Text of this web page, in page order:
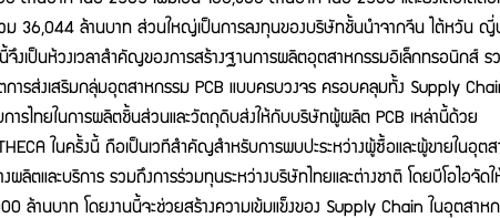
วม 36,044 ล้านบาท ส่วนใหญ่เป็นการลงทุนของบริษัทชั้นนำจากจีน ไต้หวัน ญี่
เวลาสำคัญของการสร้างฐานการผลิตอุตสาหกรรมอิเล็กทรอนิกส์ รวมทั้ง
การส่งเสริมกลุ่มอุตสาหกรรม PCB แบบครบวงจร ครอบคลุมทั้ง Supply
ารไทยในการผลิตชิ้นส่วนและวัตถุดิบส่งให้กับบริษัทผู้ผลิต PCB เหล่านี้ด้วย
ครั้งนี้ ถือเป็นเวทีสำคัญสำหรับการพบปะระหว่างผู้ซื้อและผู้ขายในอุตสาหก
ผลิตและบริการ รวมถึงการร่วมทุนระหว่างบริษัทไทยและต่างชาติ โดยบีโอไอ
ล้านบาท โดยงานนี้จะช่วยสร้างความเข้มแข็งของ Supply Chain ในอุตสาห